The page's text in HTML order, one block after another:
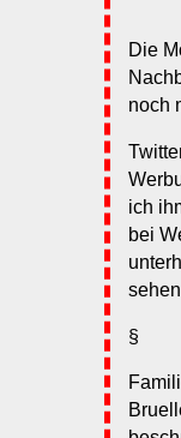
Die
noch
ich
bei
§